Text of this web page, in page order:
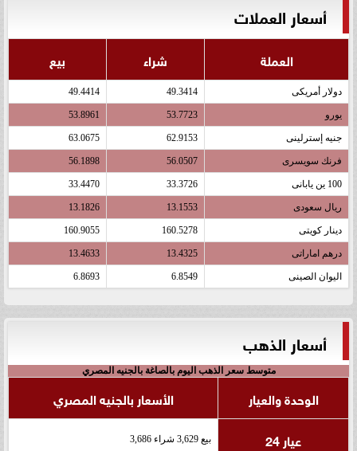
أسعار العملات
العملة شراء بيع
دولار أمريكى 49.3414
49.4414
يورو 53.7723
53.8961
جنيه إسترلينى 62.9153
63.0675
فرنك سويسرى 56.0507
56.1898
100 ين يابانى 33.3726
33.4470
ريال سعودى 13.1553
13.1826
دينار كويتى 160.5278
160.9055
درهم اماراتى 13.4325
13.4633
اليوان الصينى 6.8549
6.8693
أسعار الذهب
متوسط سعر الذهب اليوم بالصاغة بالجنيه المصري
الوحدة والعيار
الأسعار بالجنيه المصري
عيار 24
بيع 3,629 شراء 3,686